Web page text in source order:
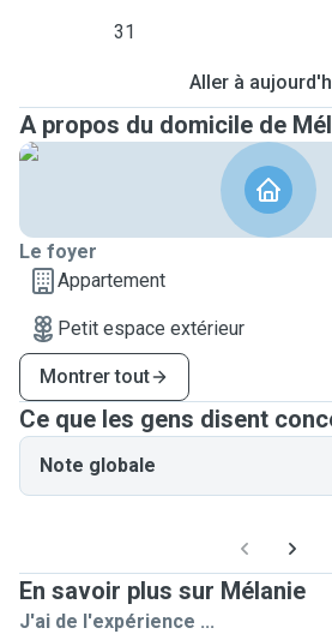
31
Aller à
A propos du domicile de
Le foyer
Appartement
Petit espace extérieur
Montrer tout
Ce que les gens disent
Note globale
En savoir plus sur Mélanie
J'ai de l'expérience ...